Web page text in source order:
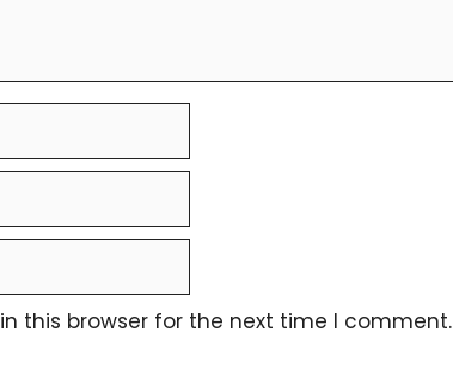
this browser for the next time I comment.